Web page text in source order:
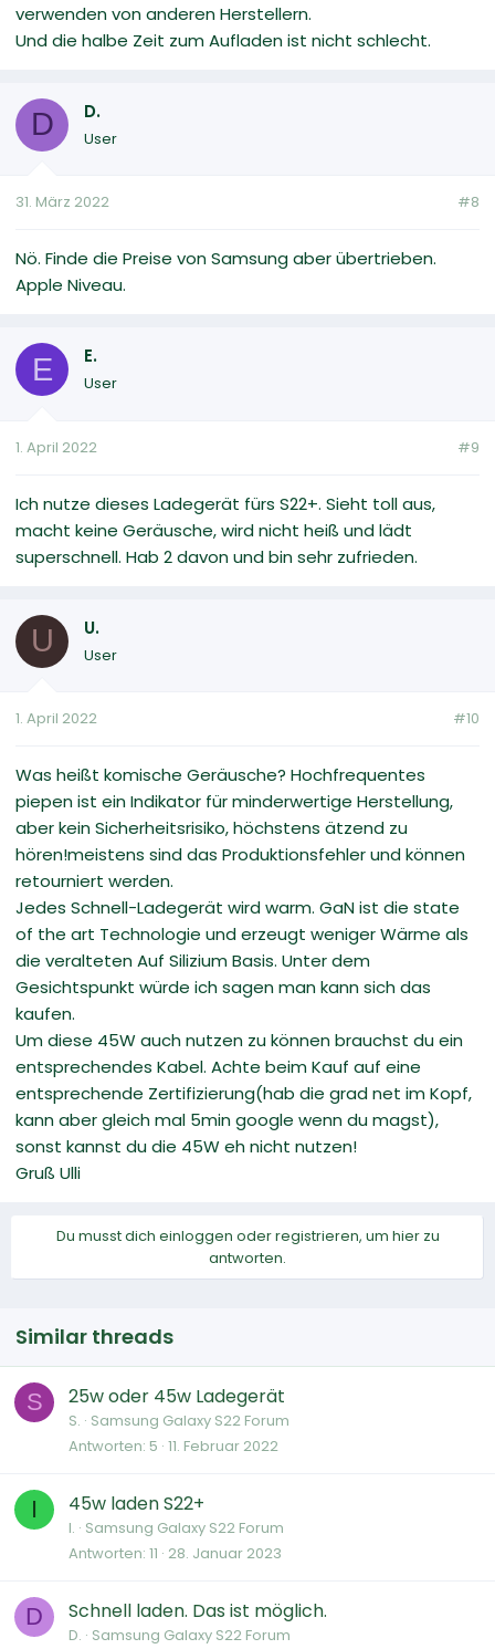
verwenden von anderen Herstellern.
Und die halbe Zeit zum Aufladen ist nicht schlecht.
D D.
User
31. März 2022 #8
Nö. Finde die Preise von Samsung aber übertrieben.
Apple Niveau.
E E.
User
1. April 2022 #9
Ich nutze dieses Ladegerät fürs S22+. Sieht toll aus,
macht keine Geräusche, wird nicht heiß und lädt
superschnell. Hab 2 davon und bin sehr zufrieden.
U U.
User
1. April 2022 #10
Was heißt komische Geräusche? Hochfrequentes
piepen ist ein Indikator für minderwertige Herstellung,
aber kein Sicherheitsrisiko, höchstens ätzend zu
hören!meistens sind das Produktionsfehler und können
retourniert werden.
Jedes Schnell-Ladegerät wird warm. GaN ist die state
of the art Technologie und erzeugt weniger Wärme als
die veralteten Auf Silizium Basis. Unter dem
Gesichtspunkt würde ich sagen man kann sich das
kaufen.
Um diese 45W auch nutzen zu können brauchst du ein
entsprechendes Kabel. Achte beim Kauf auf eine
entsprechende Zertifizierung(hab die grad net im Kopf,
kann aber gleich mal 5min google wenn du magst),
sonst kannst du die 45W eh nicht nutzen!
Gruß Ulli
Du musst dich einloggen oder registrieren, um hier zu
antworten.
Similar threads
S 25w oder 45w Ladegerät
S. Samsung Galaxy S22 Forum
Antworten 5 11. Februar 2022
I 45w laden S22+
I. Samsung Galaxy S22 Forum
Antworten 11 28. Januar 2023
D Schnell laden. Das ist möglich.
D. Samsung Galaxy S22 Forum